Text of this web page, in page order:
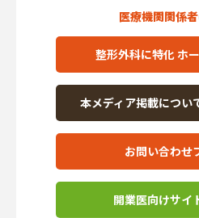
医療機関関係者
整形外科に特化 ホ
本メディア掲載につい
お問い合わせ
開業医向けサイ